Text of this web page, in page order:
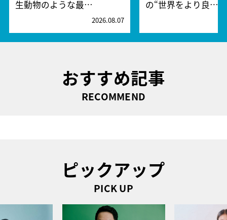
生動物のような最…
2026.08.07
の“世界をより良…
おすすめ記事
RECOMMEND
ピックアップ
PICK UP